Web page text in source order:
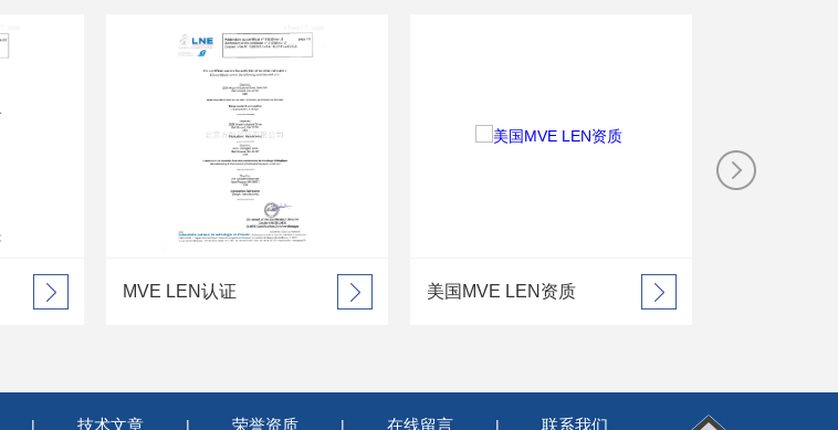
LEN认证 美国MVE LEN资质 MVE ISO企业认证（2）
| 技术文章 | 荣誉资质 | 在线留言 | 联系我们